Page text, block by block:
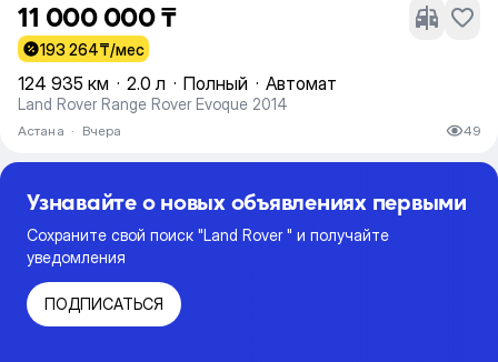
11 000 000 ₸
193 264₸/мес
124 935 км · 2.0 л · Полный · Автомат
Land Rover Range Rover Evoque 2014
Астана · Вчера 49
Узнавайте о новых объявлениях первыми
Сохраните свой поиск "Land Rover " и получайте
уведомления
ПОДПИСАТЬСЯ